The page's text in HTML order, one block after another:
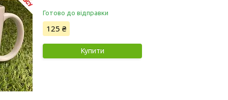
Готово до відправки
125 ₴
Купити